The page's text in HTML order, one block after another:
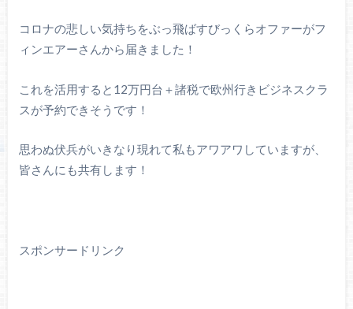
コロナの悲しい気持ちをぶっ飛ばすびっくらオファーがフ
ィンエアーさんから届きました！
これを活用すると12万円台＋諸税で欧州行きビジネスクラ
スが予約できそうです！
思わぬ伏兵がいきなり現れて私もアワアワしていますが、
皆さんにも共有します！
スポンサードリンク